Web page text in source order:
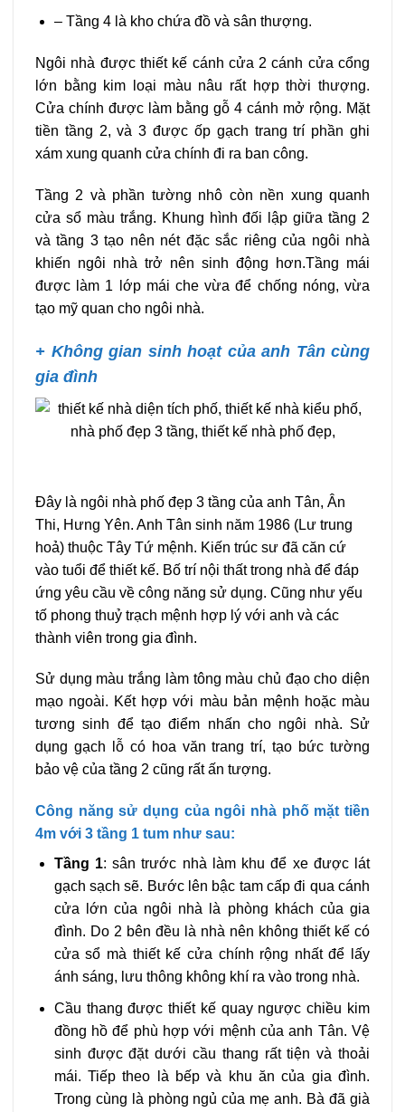
– Tầng 4 là kho chứa đồ và sân thượng.
Ngôi nhà được thiết kế cánh cửa 2 cánh cửa cổng
lớn bằng kim loại màu nâu rất hợp thời thượng.
Cửa chính được làm bằng gỗ 4 cánh mở rộng. Mặt
tiền tầng 2, và 3 được ốp gạch trang trí phần ghi
xám xung quanh cửa chính đi ra ban công.
Tầng 2 và phần tường nhô còn nền xung quanh
cửa sổ màu trắng. Khung hình đối lập giữa tầng 2
và tầng 3 tạo nên nét đặc sắc riêng của ngôi nhà
khiến ngôi nhà trở nên sinh động hơn.Tầng mái
được làm 1 lớp mái che vừa để chống nóng, vừa
tạo mỹ quan cho ngôi nhà.
+ Không gian sinh hoạt của anh Tân cùng
gia đình
Đây là ngôi nhà phố đẹp 3 tầng của anh Tân, Ân
Thi, Hưng Yên. Anh Tân sinh năm 1986 (Lư trung
hoả) thuộc Tây Tứ mệnh. Kiến trúc sư đã căn cứ
vào tuổi để thiết kế. Bố trí nội thất trong nhà để đáp
ứng yêu cầu về công năng sử dụng. Cũng như yếu
tố phong thuỷ trạch mệnh hợp lý với anh và các
thành viên trong gia đình.
Sử dụng màu trắng làm tông màu chủ đạo cho diện
mạo ngoài. Kết hợp với màu bản mệnh hoặc màu
tương sinh để tạo điểm nhấn cho ngôi nhà. Sử
dụng gạch lỗ có hoa văn trang trí, tạo bức tường
bảo vệ của tầng 2 cũng rất ấn tượng.
Công năng sử dụng của ngôi nhà phố mặt tiền
4m với 3 tầng 1 tum như sau:
Tầng 1: sân trước nhà làm khu để xe được lát
gạch sạch sẽ. Bước lên bậc tam cấp đi qua cánh
cửa lớn của ngôi nhà là phòng khách của gia
đình. Do 2 bên đều là nhà nên không thiết kế có
cửa sổ mà thiết kế cửa chính rộng nhất để lấy
ánh sáng, lưu thông không khí ra vào trong nhà.
Cầu thang được thiết kế quay ngược chiều kim
đồng hồ để phù hợp với mệnh của anh Tân. Vệ
sinh được đặt dưới cầu thang rất tiện và thoải
mái. Tiếp theo là bếp và khu ăn của gia đình.
Trong cùng là phòng ngủ của mẹ anh. Bà đã già